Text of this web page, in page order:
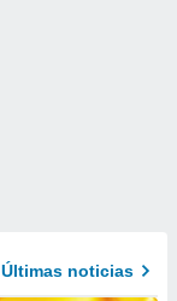
Últimas noticias